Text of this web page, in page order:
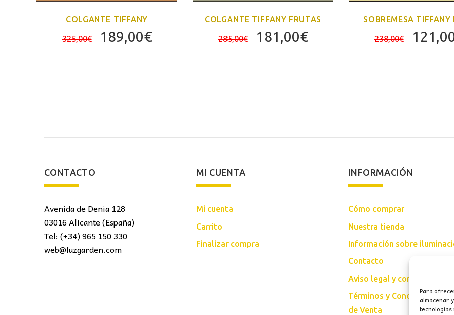
Para
almacenar
COLGANTE TIFFANY
325,00€
El
189,00€El
COLGANTE TIFFANY FRUTAS
285,00€
El
181,00€El
SOBREMESA TIFFANY
238,00€
El
CONTACTO
Avenida de Denia 128
03016 Alicante (España)
Tel: (+34) 965 150 330
web@luzgarden.com
MI CUENTA
Mi cuenta
Carrito
Finalizar compra
INFORMACIÓN
Cómo comprar
Nuestra tienda
Información sobre
Contacto
Aviso legal y condiciones de
Términos y Condiciones
de Venta